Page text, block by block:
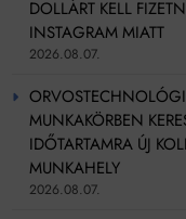
DOLLÁRT KELL
INSTAGRAM MIATT
2026.08.07.
MUNKAKÖRBEN
IDŐTARTAMRA ÚJ
MUNKAHELY
2026.08.07.